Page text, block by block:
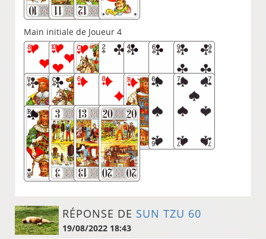
Main initiale de Joueur 4
RÉPONSE DE SUN TZU 60
19/08/2022 18:43